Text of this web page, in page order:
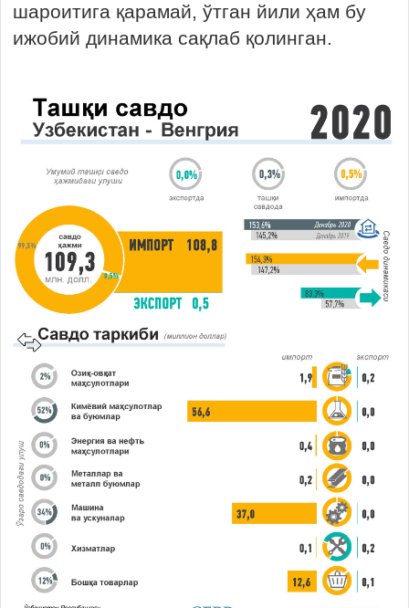
шароитига қарамай, ўтган йили ҳам бу
ижобий динамика сақлаб қолинган.